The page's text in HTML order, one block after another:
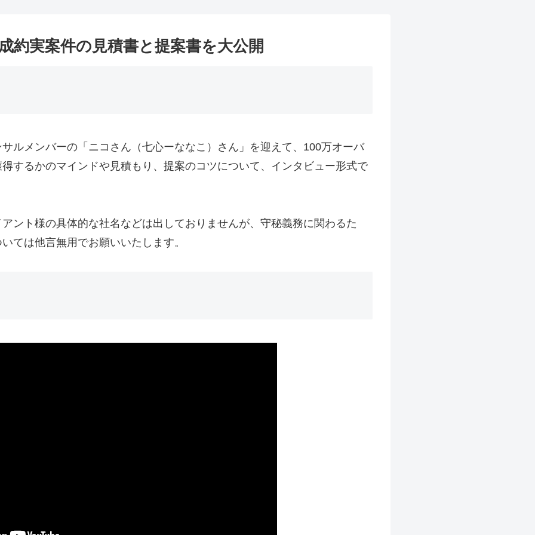
約実案件の見積書と提案書を大公開
ルメンバーの「ニコさん（七心ーななこ）さん」を迎えて、100万オーバ
するかのマインドや見積もり、提案のコツについて、インタビュー形式で
ント様の具体的な社名などは出しておりませんが、守秘義務に関わるた
ては他言無用でお願いいたします。